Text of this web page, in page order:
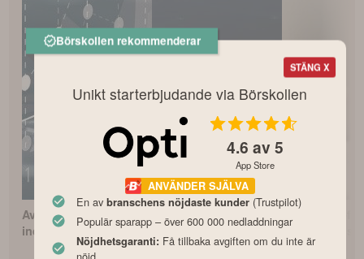
Avanza Zero – Bästa
indexfonden?
Vilken är Sveriges
bästa fondrobot?
för
STÄNG X
Börskollen rekommenderar
Unikt starterbjudande via Börskollen
4.6 av 5
App Store
ANVÄNDER SJÄLVA
En av branschens nöjdaste kunder(Trustpilot)
Populär sparapp – över 600 000 nedladdningar
Nöjdhetsgaranti: Få tillbaka avgiften om du inte är